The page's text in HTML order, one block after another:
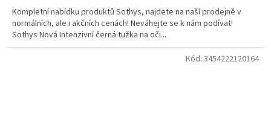
Kompletní nabídku produktů Sothys, najdete na naší prodejně v
normálních, ale i akčních cenách! Neváhejte se k nám podívat!
Sothys Nová Intenzivní černá tužka na oči...
Kód: 3454222120164